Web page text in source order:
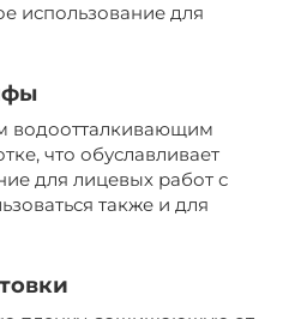
использование для
водоотталкивающим
что обуславливает
для лицевых работ с
также и для